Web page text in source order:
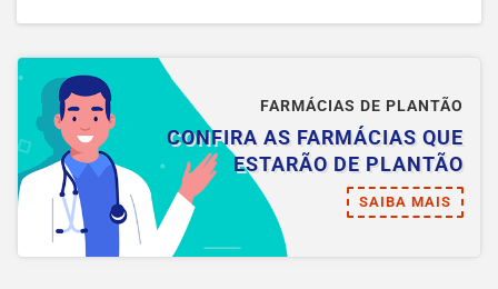
FARMÁCIAS DE PLANTÃO
CONFIRA AS FARMÁCIAS QUE
ESTARÃO DE PLANTÃO
SAIBA MAIS